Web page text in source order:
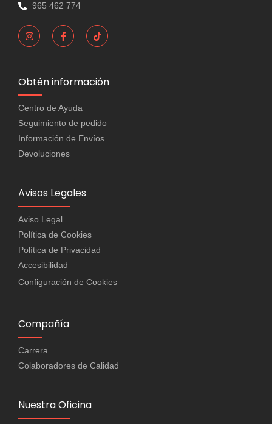
965 462 774
Obtén información
Centro de Ayuda
Seguimiento de pedido
Información de Envíos
Devoluciones
Avisos Legales
Aviso Legal
Política de Cookies
Política de Privacidad
Accesibilidad
Configuración de Cookies
Compañía
Carrera
Colaboradores de Calidad
Nuestra Oficina